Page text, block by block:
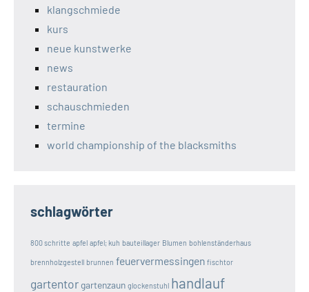
klangschmiede
kurs
neue kunstwerke
news
restauration
schauschmieden
termine
world championship of the blacksmiths
schlagwörter
800 schritte apfel apfel; kuh bauteillager Blumen bohlenständerhaus
brennholzgestell brunnen feuervermessingen fischtor
gartentor gartenzaun glockenstuhl handlauf